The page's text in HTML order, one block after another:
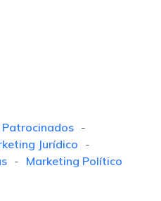
Patrocinados -
Jurídico -
- Marketing Político